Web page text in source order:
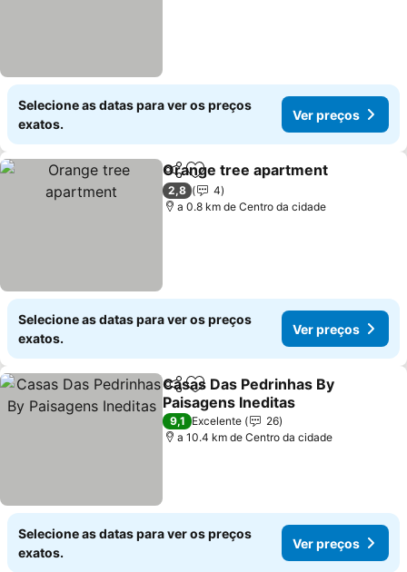
Selecione as datas para ver os preços
exatos.
Ver preços
PartilharAdicionar aos favoritos
Orange tree apartment
2,8
4
a 0.8 km de Centro da cidade
Selecione as datas para ver os preços
exatos.
Ver preços
PartilharAdicionar aos favoritos
Casas Das Pedrinhas By
Paisagens Ineditas
9,1 Excelente
26
a 10.4 km de Centro da cidade
Selecione as datas para ver os preços
exatos.
Ver preços